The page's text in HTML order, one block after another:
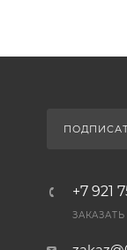
+7 921